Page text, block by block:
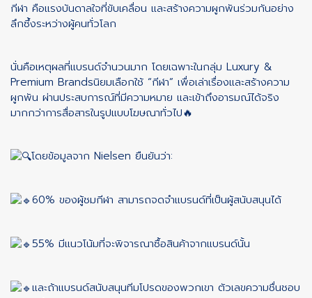
กีฬา คือแรงบันดาลใจที่ขับเคลื่อน และสร้างความผูกพันร่วมกันอย่าง
ลึกซึ้งระหว่างผู้คนทั่วโลก
นั่นคือเหตุผลที่แบรนด์จำนวนมาก โดยเฉพาะในกลุ่ม Luxury &
Premium Brandsนิยมเลือกใช้ “กีฬา” เพื่อเล่าเรื่องและสร้างความ
ผูกพัน ผ่านประสบการณ์ที่มีความหมาย และเข้าถึงอารมณ์ได้จริง
มากกว่าการสื่อสารในรูปแบบโฆษณาทั่วไป🔥
โดยข้อมูลจาก Nielsen ยืนยันว่า:
60% ของผู้ชมกีฬา สามารถจดจำแบรนด์ที่เป็นผู้สนับสนุนได้
55% มีแนวโน้มที่จะพิจารณาซื้อสินค้าจากแบรนด์นั้น
และถ้าแบรนด์สนับสนุนทีมโปรดของพวกเขา ตัวเลขความชื่นชอบ